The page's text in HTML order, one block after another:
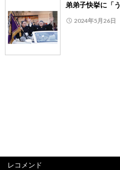
弟弟子快挙に「
2024年5月26日
レコメンド